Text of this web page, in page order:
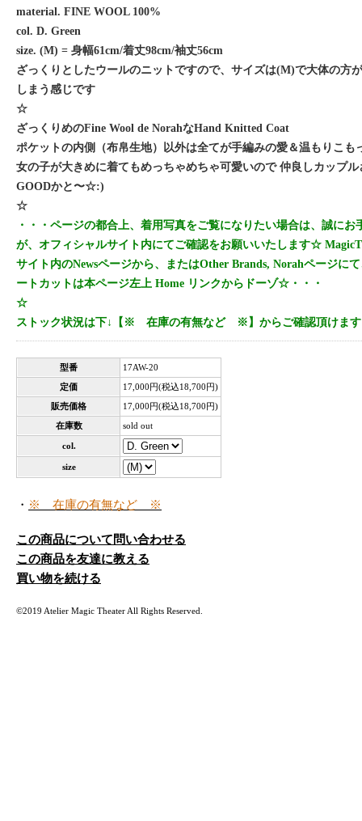
material. FINE WOOL 100%
col. D. Green
size. (M) = 身幅61cm/着丈98cm/袖丈56cm
ざっくりとしたウールのニットですので、サイズは(M)で大体の方
しまう感じです
☆
ざっくりめのFine Wool de NorahなHand Knitted Coat
ポケットの内側（布帛生地）以外は全てが手編みの愛＆温もりこも
女の子が大きめに着てもめっちゃめちゃ可愛いので 仲良しカップ
GOODかと〜☆:)
☆
・・・ページの都合上、着用写真をご覧になりたい場合は、誠にお
が、オフィシャルサイト内にてご確認をお願いいたします☆
サイト内のNewsページから、またはOther Brands, Norahページに
ートカットは本ページ左上 Home リンクからドーゾ☆・・・
☆
ストック状況は下↓【※ 在庫の有無など ※】からご確認頂けます
型番
17AW-20
定価
17,000円(税込18,700円)
販売価格
17,000円(税込18,700円)
在庫数
sold out
col.
size
・ ※ 在庫の有無など ※
この商品について問い合わせる
この商品を友達に教える
買い物を続ける
©2019 Atelier Magic Theater All Rights Reserved.